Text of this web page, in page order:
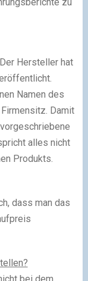
Hersteller hat
Namen des
Damit
alles nicht
Produkts.
dass man das